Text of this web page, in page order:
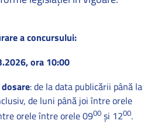
a concursului:
ora 10:00
: de la data publicării până la
de luni până joi între orele
orele între orele 0900 şi 1200.